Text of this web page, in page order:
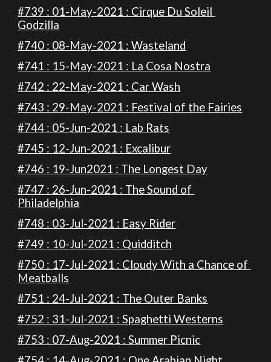
#739 : 01-May-2021 : Cirque Du Soleil
Godzilla
#740 : 08-May-2021 : Wasteland
#741 : 15-May-2021 : La Cosa Nostra
#742 : 22-May-2021 : Car Wash
#743 : 29-May-2021 : Festival of the Fairies
#744 : 05-Jun-2021 : Lab Rats
#745 : 12-Jun-2021 : Excalibur
#746 : 19-Jun2021 : The Longest Day
#747 : 26-Jun-2021 : The Sound of
Philadelphia
#748 : 03-Jul-2021 : Easy Rider
#749 : 10-Jul-2021 : Quidditch
#750 : 17-Jul-2021 : Cloudy With a Chance of
Meatballs
#751 : 24-Jul-2021 : The Outer Banks
#752 : 31-Jul-2021 : Spaghetti Westerns
#753 : 07-Aug-2021 : Summer Picnic